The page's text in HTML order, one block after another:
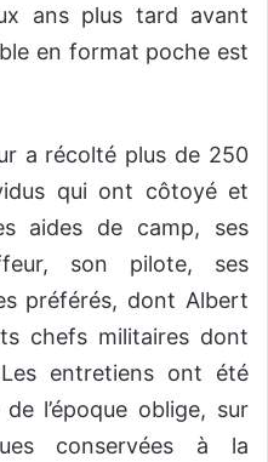
ans plus tard avant
en format poche est
a récolté plus de 250
qui ont côtoyé et
aides de camp, ses
son pilote, ses
préférés, dont Albert
chefs militaires dont
entretiens ont été
l’époque oblige, sur
conservées à la